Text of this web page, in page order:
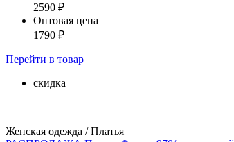
2590 ₽
Оптовая цена
1790 ₽
Перейти в товар
скидка
Женская одежда / Платья